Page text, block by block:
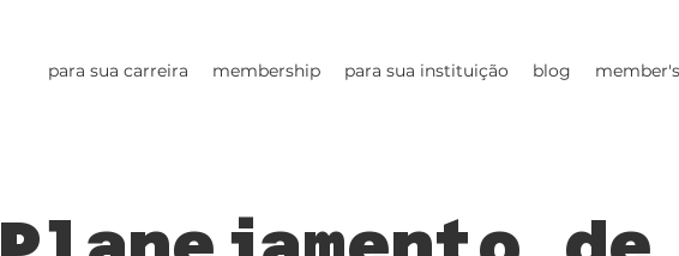
para sua carreira membership para sua instituição blog